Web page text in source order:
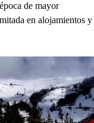
de mayor
en alojamientos y